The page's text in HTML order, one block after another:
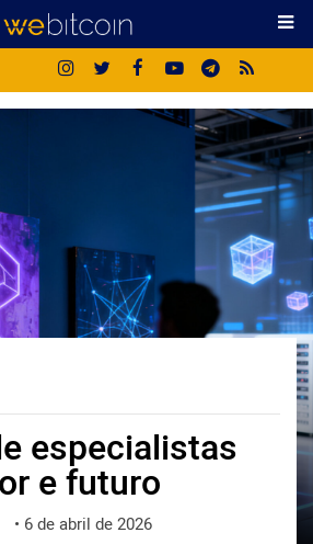
especialistas
e futuro
• 6 de abril de 2026